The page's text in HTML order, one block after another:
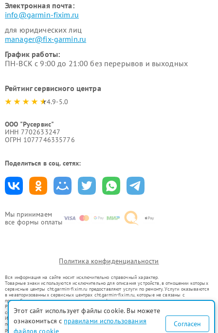
Мы принимаем
все формы оплаты
Электронная почта:
info@garmin-fixim.ru
для юридических лиц
manager@fix-garmin.ru
График работы:
ПН-ВСК с 9:00 до 21:00 без перерывов и выходных
Рейтинг сервисного центра
4.9-5.0
ООО "Русервис"
ИНН 7702633247
ОГРН 1077746335776
Поделиться в соц. сетях:
Политика конфиденциальности
Вся информация на сайте носит исключительно справочный характер.
Товарные знаки используются исключительно для описания устройств, в отношении которых
сервисные центры cht.garmin-fixim.ru предоставляют услуги по ремонту. Услуги оказываются
в неавторизованных сервисных центрах cht.garmin-fixim.ru, которые не связаны с
правообладателями товарных знаков или их официальными представителями.
Ремонт осуществляется для устройств, уже введенных в гражданский оборот в соответствии
со статьей 1487 ГК РФ.
Использование товарных знаков не преследует цели индивидуализации услуг или введения
потребителей в заблуждение, а служит для информирования о предоставляемых услугах по
ремонту техники указанных брендов.
Этот сайт использует файлы cookie. Вы можете
ознакомиться с правилами использования
файлов cookie
Согласен